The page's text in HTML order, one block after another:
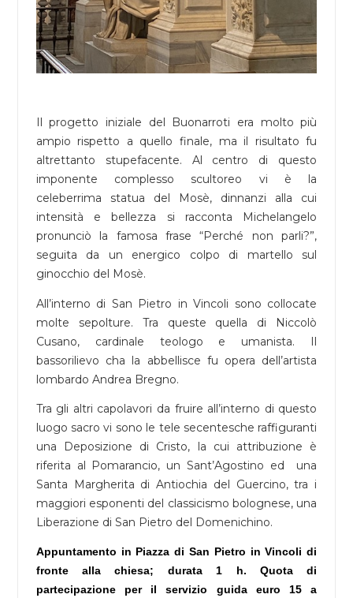
Il progetto iniziale del Buonarroti era molto più
ampio rispetto a quello finale, ma il risultato fu
altrettanto stupefacente. Al centro di questo
imponente complesso scultoreo vi è la
celeberrima statua del Mosè, dinnanzi alla cui
intensità e bellezza si racconta Michelangelo
pronunciò la famosa frase “Perché non parli?”,
seguita da un energico colpo di martello sul
ginocchio del Mosè.
All’interno di San Pietro in Vincoli sono collocate
molte sepolture. Tra queste quella di Niccolò
Cusano, cardinale teologo e umanista. Il
bassorilievo cha la abbellisce fu opera dell’artista
lombardo Andrea Bregno.
Tra gli altri capolavori da fruire all’interno di questo
luogo sacro vi sono le tele secentesche raffiguranti
una Deposizione di Cristo, la cui attribuzione è
riferita al Pomarancio, un Sant’Agostino ed una
Santa Margherita di Antiochia del Guercino, tra i
maggiori esponenti del classicismo bolognese, una
Liberazione di San Pietro del Domenichino.
Appuntamento in Piazza di San Pietro in Vincoli di
fronte alla chiesa; durata 1 h. Quota di
partecipazione per il servizio guida euro 15 a